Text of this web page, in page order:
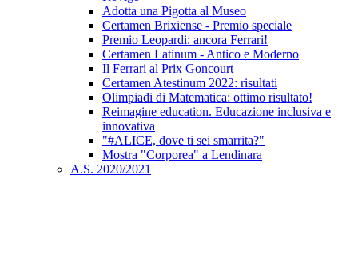
Adotta una Pigotta al Museo
Certamen Brixiense - Premio speciale
Premio Leopardi: ancora Ferrari!
Certamen Latinum - Antico e Moderno
Il Ferrari al Prix Goncourt
Certamen Atestinum 2022: risultati
Olimpiadi di Matematica: ottimo risultato!
Reimagine education. Educazione inclusiva e
innovativa
"#ALICE, dove ti sei smarrita?"
Mostra "Corporea" a Lendinara
A.S. 2020/2021